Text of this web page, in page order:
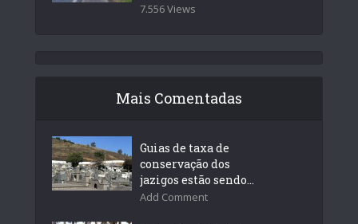
7.556 Views
Mais Comentadas
Guias de taxa de
conservação dos
jazigos estão sendo...
Add Comment